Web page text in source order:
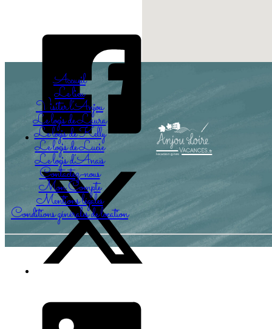
Accueil
Le lieu
Visiter l’Anjou
Le logis de Laura
Le logis de Kelly
Le logis de Lucie
Le logis d’Anaïs
Contactez-nous
Mon Compte
Mentions légales
Conditions générales de location